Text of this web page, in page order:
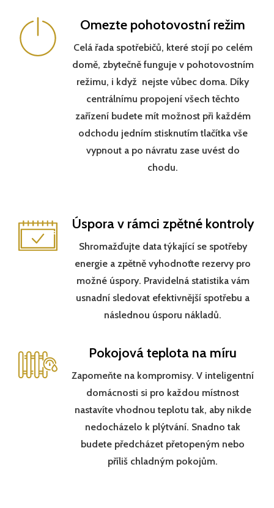
Omezte pohotovostní režim
Celá řada spotřebičů, které stojí po celém
domě, zbytečně funguje v pohotovostním
režimu, i když nejste vůbec doma. Díky
centrálnímu propojení všech těchto
zařízení budete mít možnost při každém
odchodu jedním stisknutím tlačítka vše
vypnout a po návratu zase uvést do
chodu.
Úspora v rámci zpětné kontroly
Shromažďujte data týkající se spotřeby
energie a zpětně vyhodnoťte rezervy pro
možné úspory. Pravidelná statistika vám
usnadní sledovat efektivnější spotřebu a
následnou úsporu nákladů.
Pokojová teplota na míru
Zapomeňte na kompromisy. V inteligentní
domácnosti si pro každou místnost
nastavíte vhodnou teplotu tak, aby nikde
nedocházelo k plýtvání. Snadno tak
budete předcházet přetopeným nebo
příliš chladným pokojům.